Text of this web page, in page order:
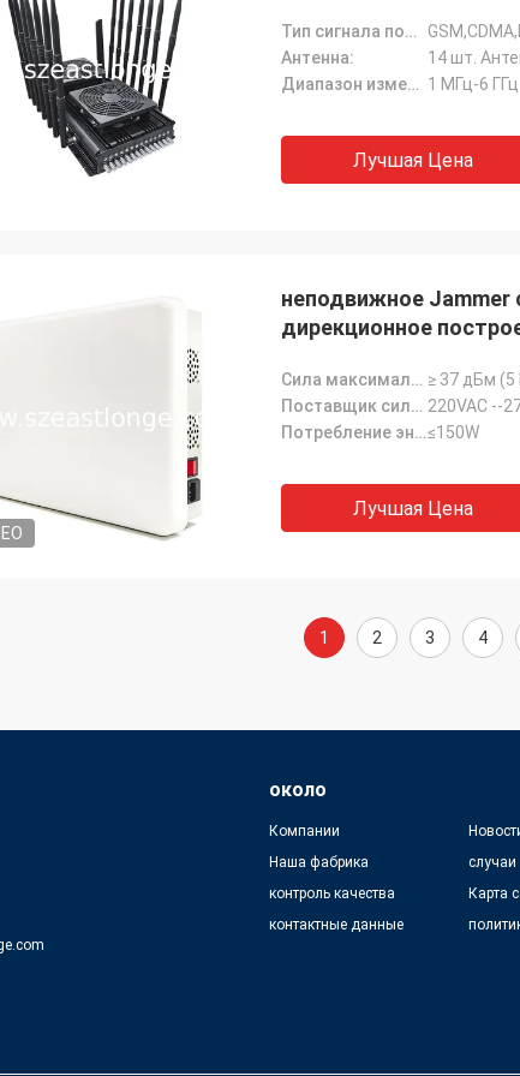
Тип сигнала помех:
Антенна:
14 шт.
Диапазон изменения частот: 1 МГц-6 ГГц
Лучшая Цена
неподвижное Jammer
дирекционное
Сила максимального выпуска продукции: ≥ 37 дБм (5
Поставщик силы: 220VAC --
Потребление энергии:≤150W
Лучшая Цена
1 2 3 4
около
Компании
Наша фабрика
контроль качества
контактные данные
случаи
Карта